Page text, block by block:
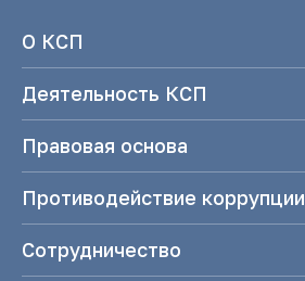
О КСП
Деятельность КСП
Правовая основа
Противодействие коррупции
Сотрудничество